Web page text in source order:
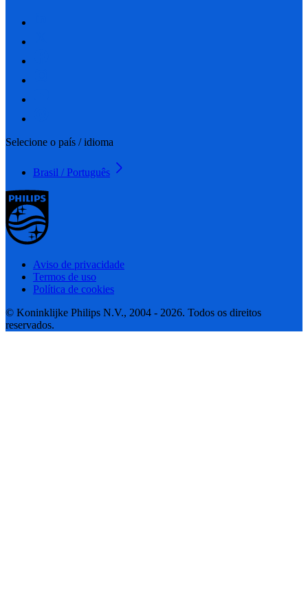
Selecione o país / idioma
Brasil / Português
Aviso de privacidade
Termos de uso
Política de cookies
© Koninklijke Philips N.V., 2004 - 2026. Todos os direitos
reservados.